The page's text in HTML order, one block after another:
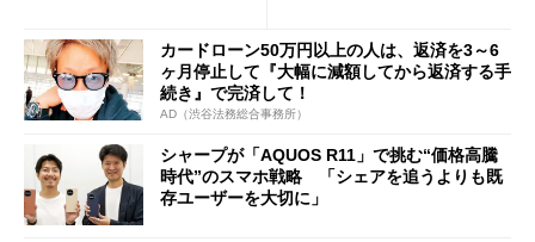
カードローン50万円以上の人は、返済を3～6
ヶ月停止して『大幅に減額してから返済する手
続き』で完済して！
AD（渋谷法務総合事務所）
シャープが「AQUOS R11」で挑む“価格高騰
時代”のスマホ戦略 「シェアを追うよりも既
存ユーザーを大切に」